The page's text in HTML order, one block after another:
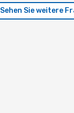
Sehen Sie weitere